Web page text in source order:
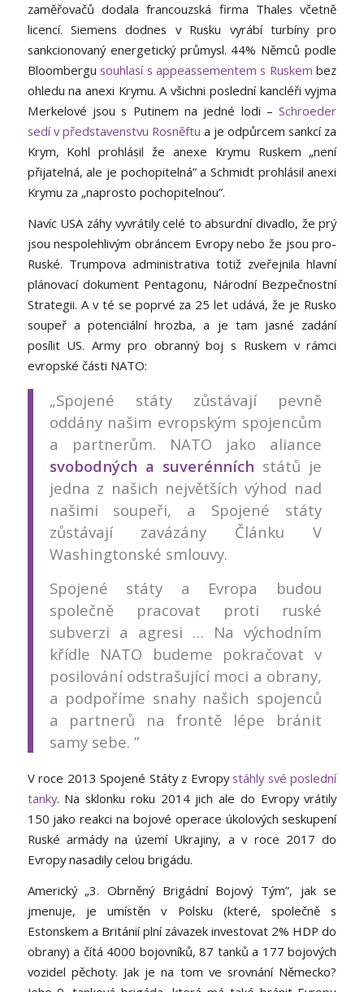
zaměřovačů dodala francouzská firma Thales včetně
licencí. Siemens dodnes v Rusku vyrábí turbíny pro
sankcionovaný energetický průmysl. 44% Němců podle
Bloombergusouhlasí s appeassementem s Ruskem bez
ohledu na anexi Krymu. A všichni poslední kancléři vyjma
Merkelové jsou s Putinem na jedné lodi –Schroeder
sedí v představenstvu Rosněftu a je odpůrcem sankcí za
Krym, Kohl prohlásil že anexe Krymu Ruskem „není
přijatelná, ale je pochopitelná” a Schmidt prohlásil anexi
Krymu za „naprosto pochopitelnou”.
Navíc USA záhy vyvrátily celé to absurdní divadlo, že prý
jsou nespolehlivým obráncem Evropy nebo že jsou pro-
Ruské. Trumpova administrativa totiž zveřejnila hlavní
plánovací dokument Pentagonu, Národní Bezpečnostní
Strategii. A v té se poprvé za 25 let udává, že je Rusko
soupeř a potenciální hrozba, a je tam jasné zadání
posílit US. Army pro obranný boj s Ruskem v rámci
evropské části NATO:
„Spojené státy zůstávají pevně
oddány našim evropským spojencům
a partnerům. NATO jako aliance
svobodných a suverénních států je
jedna z našich největších výhod nad
našimi soupeři, a Spojené státy
zůstávají zavázány Článku V
Washingtonské smlouvy.
Spojené státy a Evropa budou
společně pracovat proti ruské
subverzi a agresi … Na východním
křídle NATO budeme pokračovat v
posilování odstrašující moci a obrany,
a podpoříme snahy našich spojenců
a partnerů na frontě lépe bránit
samy sebe. ”
V roce 2013 Spojené Státy z Evropystáhly své poslední
tanky. Na sklonku roku 2014 jich ale do Evropy vrátily
150 jako reakci na bojové operace úkolových seskupení
Ruské armády na území Ukrajiny, a v roce 2017 do
Evropy nasadily celou brigádu.
Americký „3. Obrněný Brigádní Bojový Tým”, jak se
jmenuje, je umístěn v Polsku (které, společně s
Estonskem a Británií plní závazek investovat 2% HDP do
obrany) a čítá 4000 bojovníků, 87 tanků a 177 bojových
vozidel pěchoty. Jak je na tom ve srovnání Německo?